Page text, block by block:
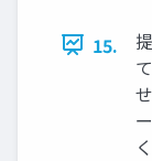
15.